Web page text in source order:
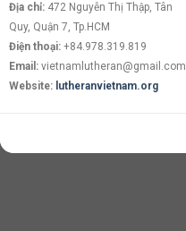
Địa chỉ: 472 Nguyễn Thị Thập, Tân
Quy, Quận 7, Tp.HCM
Điện thoại: +84.978.319.819
Email: vietnamlutheran@gmail.com
Website: lutheranvietnam.org